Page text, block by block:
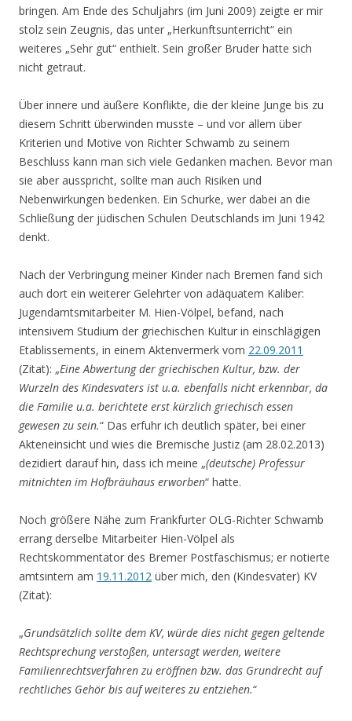
bringen. Am Ende des Schuljahrs (im Juni 2009) zeigte er mir
stolz sein Zeugnis, das unter „Herkunftsunterricht“ ein
weiteres „Sehr gut“ enthielt. Sein großer Bruder hatte sich
nicht getraut.
Über innere und äußere Konflikte, die der kleine Junge bis zu
diesem Schritt überwinden musste – und vor allem über
Kriterien und Motive von Richter Schwamb zu seinem
Beschluss kann man sich viele Gedanken machen. Bevor man
sie aber ausspricht, sollte man auch Risiken und
Nebenwirkungen bedenken. Ein Schurke, wer dabei an die
Schließung der jüdischen Schulen Deutschlands im Juni 1942
denkt.
Nach der Verbringung meiner Kinder nach Bremen fand sich
auch dort ein weiterer Gelehrter von adäquatem Kaliber:
Jugendamtsmitarbeiter M. Hien-Völpel, befand, nach
intensivem Studium der griechischen Kultur in einschlägigen
Etablissements, in einem Aktenvermerk vom 22.09.2011
(Zitat): „Eine Abwertung der griechischen Kultur, bzw. der
Wurzeln des Kindesvaters ist u.a. ebenfalls nicht erkennbar, da
die Familie u.a. berichtete erst kürzlich griechisch essen
gewesen zu sein.“ Das erfuhr ich deutlich später, bei einer
Akteneinsicht und wies die Bremische Justiz (am 28.02.2013)
dezidiert darauf hin, dass ich meine „(deutsche) Professur
mitnichten im Hofbräuhaus erworben“ hatte.
Noch größere Nähe zum Frankfurter OLG-Richter Schwamb
errang derselbe Mitarbeiter Hien-Völpel als
Rechtskommentator des Bremer Postfaschismus; er notierte
amtsintern am 19.11.2012 über mich, den (Kindesvater) KV
(Zitat):
„Grundsätzlich sollte dem KV, würde dies nicht gegen geltende
Rechtsprechung verstoßen, untersagt werden, weitere
Familienrechtsverfahren zu eröffnen bzw. das Grundrecht auf
rechtliches Gehör bis auf weiteres zu entziehen.“